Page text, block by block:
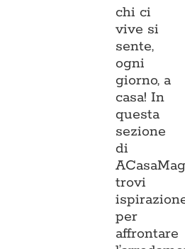
chi ci
vive si
sente,
ogni
giorno, a
casa! In
questa
sezione
di
trovi
per
affrontare